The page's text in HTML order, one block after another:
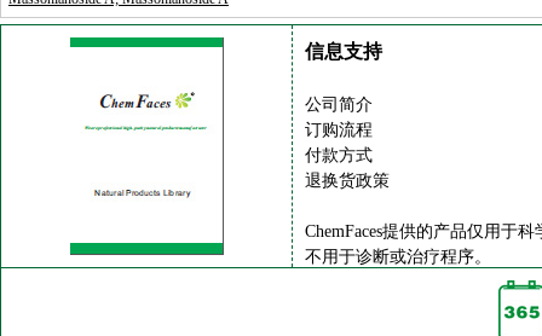
信息支持
公司简介
订购流程
付款方式
退换货政策
ChemFaces提供的产品仅用于
不用于诊断或治疗程序。